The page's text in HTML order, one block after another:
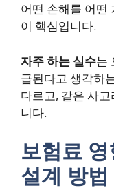
어떤 손해를 어떤
이 핵심입니다.
자주 하는 실수는
급된다고 생각하
다르고, 같은 사
니다.
보험료
설계 방법